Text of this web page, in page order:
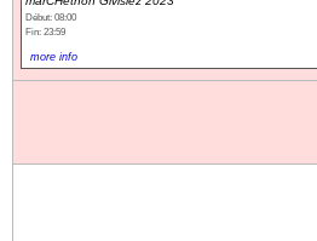
Début: 08:00
Fin: 23:59
more info